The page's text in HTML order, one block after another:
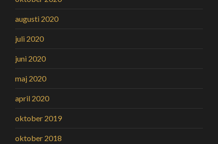
augusti 2020
juli 2020
juni 2020
maj 2020
april 2020
oktober 2019
oktober 2018